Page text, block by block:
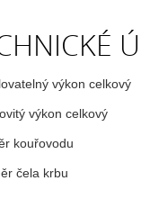
výkon celkový
výkon celkový
kouřovodu
čela krbu